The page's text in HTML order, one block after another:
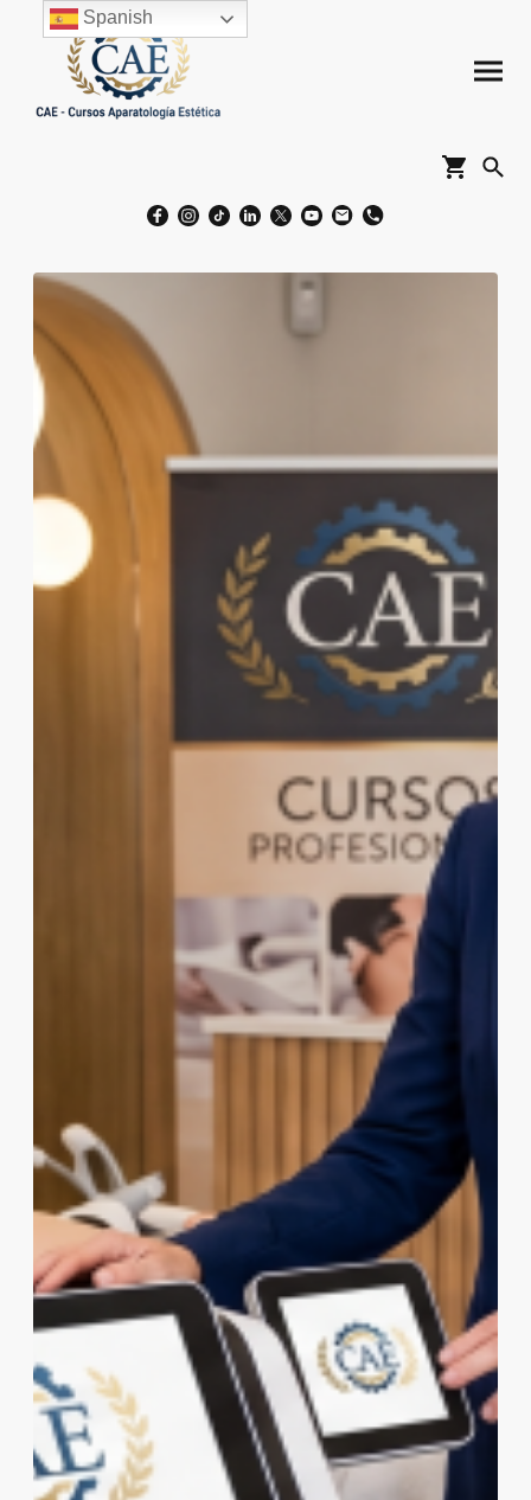
Spanish